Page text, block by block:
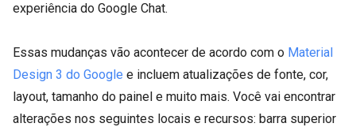
experiência do Google Chat.
Essas mudanças vão acontecer de acordo com o Material
Design 3 do Google e incluem atualizações de fonte, cor,
layout, tamanho do painel e muito mais. Você vai encontrar
alterações nos seguintes locais e recursos: barra superior